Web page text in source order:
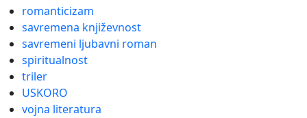
romanticizam
savremena književnost
savremeni ljubavni roman
spiritualnost
triler
USKORO
vojna literatura